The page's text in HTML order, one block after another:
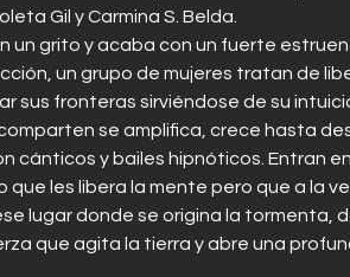
Gil y Carmina S. Belda.
un grito y acaba con un fuerte
un grupo de mujeres tratan de
sus fronteras sirviéndose de su
se amplifica, crece hasta
cánticos y bailes hipnóticos. Entran
les libera la mente pero que a la
lugar donde se origina la tormenta,
que agita la tierra y abre una